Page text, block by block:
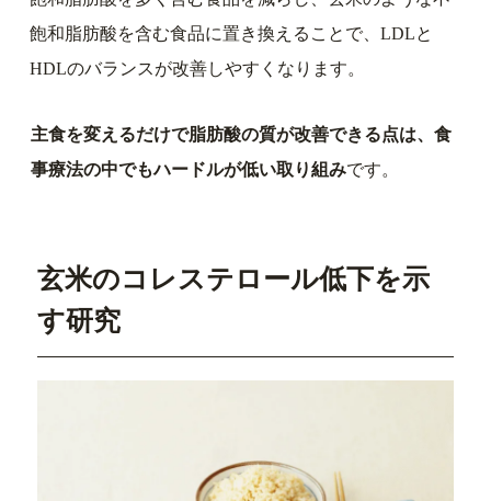
飽和脂肪酸を含む食品に置き換えることで、LDLと
HDLのバランスが改善しやすくなります。
主食を変えるだけで脂肪酸の質が改善できる点は、食
事療法の中でもハードルが低い取り組みです。
玄米のコレステロール低下を示
す研究